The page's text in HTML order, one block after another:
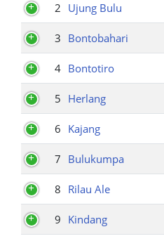
2 Ujung Bulu
3 Bontobahari
4 Bontotiro
5 Herlang
6 Kajang
7 Bulukumpa
8 Rilau Ale
9 Kindang